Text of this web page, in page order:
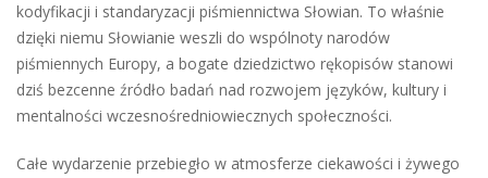
kodyfikacji i standaryzacji piśmiennictwa Słowian. To właśnie
dzięki niemu Słowianie weszli do wspólnoty narodów
piśmiennych Europy, a bogate dziedzictwo rękopisów stanowi
dziś bezcenne źródło badań nad rozwojem języków, kultury i
mentalności wczesnośredniowiecznych społeczności.
Całe wydarzenie przebiegło w atmosferze ciekawości i żywego